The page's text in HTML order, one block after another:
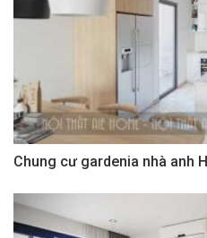
Chung cư gardenia nhà anh